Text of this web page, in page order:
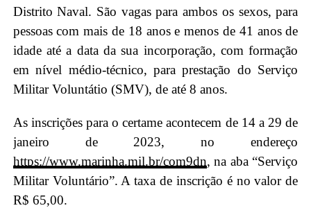
Distrito Naval. São vagas para ambos os sexos, para
pessoas com mais de 18 anos e menos de 41 anos de
idade até a data da sua incorporação, com formação
em nível médio-técnico, para prestação do Serviço
Militar Voluntátio (SMV), de até 8 anos.
As inscrições para o certame acontecem de 14 a 29 de
janeiro de 2023, no endereço
https://www.marinha.mil.br/com9dn, na aba “Serviço
Militar Voluntário”. A taxa de inscrição é no valor de
R$ 65,00.